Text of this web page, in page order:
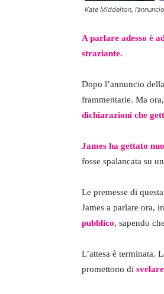
Kate Middelton,
A parlare adesso è
straziante.
Dopo l’annuncio
frammentarie. Ma
dichiarazioni che
James ha gettato
fosse spalancata su
Le premesse di
James a parlare ora,
pubblico, sapendo
L’attesa è terminata.
promettono di